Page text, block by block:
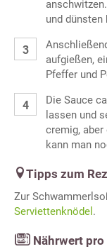
und
aufgießen,
Pfeffer und
Die Sauce
lassen und
cremig,
kann man
Tipps zum
Zur
Serviettenknödel .
Nährwert